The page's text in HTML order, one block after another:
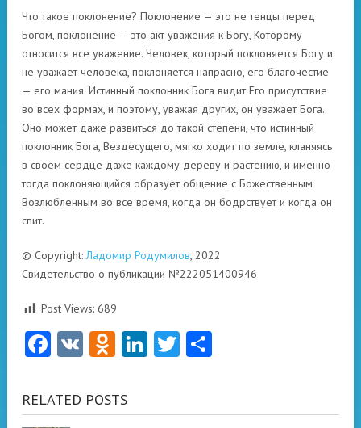
Что такое поклонение? Поклонение — это не тенцы перед
Богом, поклонение — это акт уважения к Богу, Которому
относится все уважение. Человек, который поклоняется Богу и
не уважает человека, поклоняется напрасно, его благочестие
— его мания. Истинный поклонник Бога видит Его присутствие
во всех формах, и поэтому, уважая других, он уважает Бога.
Оно может даже развиться до такой степени, что истинный
поклонник Бога, Вездесущего, мягко ходит по земле, кланяясь
в своем сердце даже каждому дереву и растению, и именно
тогда поклоняющийся образует общение с Божественным
Возлюбленным во все время, когда он бодрствует и когда он
спит.
© Copyright:Ладомир Родумилов, 2022
Свидетельство о публикации №222051400946
Post Views: 689
Facebook
VK Odnoklassniki
LinkedIn
Twitter
RELATED POSTS